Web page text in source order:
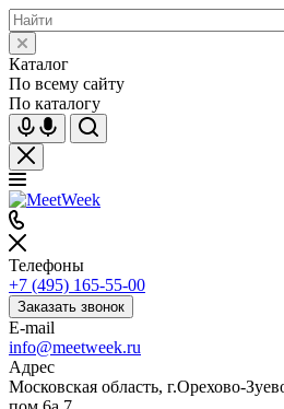
Каталог
По всему сайту
По каталогу
Телефоны
+7 (495) 165-55-00
Заказать звонок
E-mail
info@meetweek.ru
Адрес
Московская область, г.Орехово-